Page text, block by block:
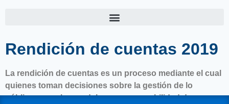
Rendición de cuentas 2019
La rendición de cuentas es un proceso mediante el cual
quienes toman decisiones sobre la gestión de lo
público, cumplen su deber y responsabilidad de